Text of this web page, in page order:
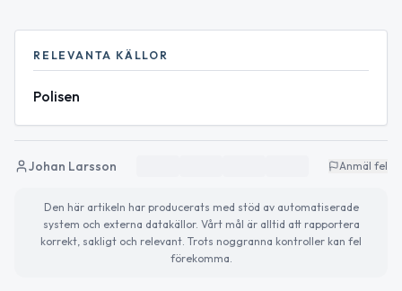
RELEVANTA KÄLLOR
Polisen
Johan Larsson Anmäl fel
Den här artikeln har producerats med stöd av automatiserade
system och externa datakällor. Vårt mål är alltid att rapportera
korrekt, sakligt och relevant. Trots noggranna kontroller kan fel
förekomma.